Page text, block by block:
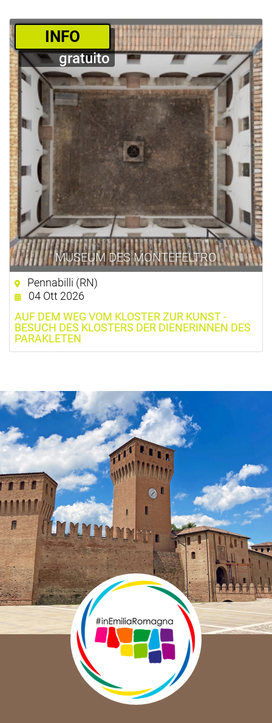
MUSEUM DES MONTEFELTRO
­INFO
gratuito
Pennabilli (RN)
04 Ott 2026
AUF DEM WEG VOM KLOSTER ZUR KUNST -
BESUCH DES KLOSTERS DER DIENERINNEN DES
PARAKLETEN